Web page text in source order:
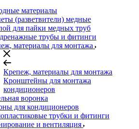
материалы
(разветвители) медные
для пайки медных труб
трубы и фитинги
материалы для монтажа
Крепеж, материалы для монтажа
Кронштейны для монтажа
кондиционеров
воронка
для кондиционеров
трубки и фитинги
и вентиляция